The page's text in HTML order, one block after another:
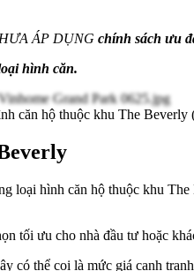
ÁP DỤNG chính sách ưu
hình căn.
căn hộ thuộc khu The Beverly
loại hình căn hộ thuộc khu
tối ưu cho nhà đầu tư hoặc
có thể coi là mức giá cạnh